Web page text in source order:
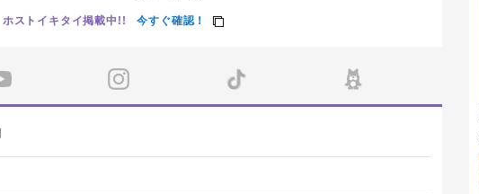
ホストイキタイ掲載中!! 今すぐ確認！